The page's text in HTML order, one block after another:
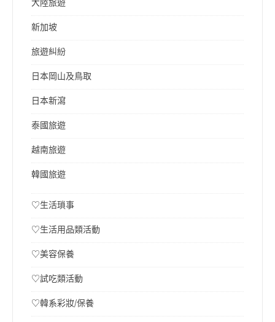
大陸旅遊
新加坡
旅遊糾紛
日本岡山及鳥取
日本新瀉
泰國旅遊
越南旅遊
韓國旅遊
♡生活瑣事
♡生活用品類活動
♡美容保養
♡試吃類活動
♡韓系彩妝/保養